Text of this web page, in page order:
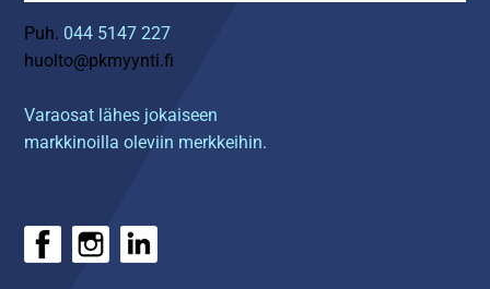
Puh. 044 5147 227
huolto@pkmyynti.fi
Varaosat lähes jokaiseen
markkinoilla oleviin merkkeihin.